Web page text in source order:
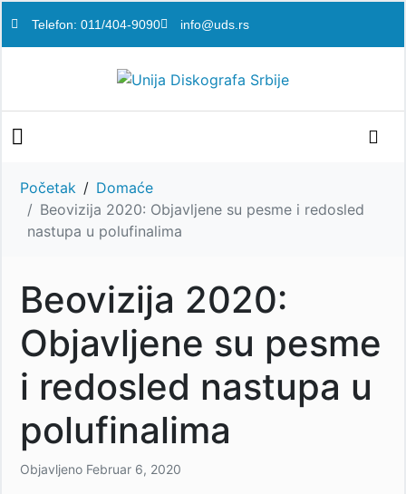
Telefon: 011/404-9090 info@uds.rs
Početak
Domaće
Beovizija 2020: Objavljene su pesme i redosled
nastupa u polufinalima
Beovizija 2020:
Objavljene su pesme
i redosled nastupa u
polufinalima
Objavljeno Februar 6, 2020